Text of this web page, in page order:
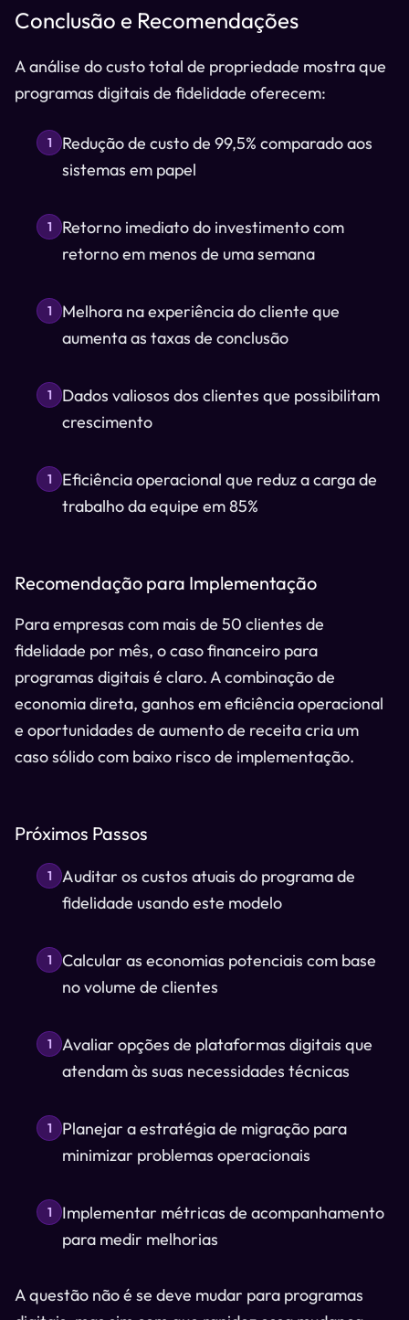
Conclusão e Recomendações
A análise do custo total de propriedade mostra que
programas digitais de fidelidade oferecem:
1
Redução de custo de 99,5% comparado aos
sistemas em papel
1
Retorno imediato do investimento com
retorno em menos de uma semana
1
Melhora na experiência do cliente que
aumenta as taxas de conclusão
1
Dados valiosos dos clientes que possibilitam
crescimento
1
Eficiência operacional que reduz a carga de
trabalho da equipe em 85%
Recomendação para Implementação
Para empresas com mais de 50 clientes de
fidelidade por mês, o caso financeiro para
programas digitais é claro. A combinação de
economia direta, ganhos em eficiência operacional
e oportunidades de aumento de receita cria um
caso sólido com baixo risco de implementação.
Próximos Passos
1
Auditar os custos atuais do programa de
fidelidade usando este modelo
1
Calcular as economias potenciais com base
no volume de clientes
1
Avaliar opções de plataformas digitais que
atendam às suas necessidades técnicas
1
Planejar a estratégia de migração para
minimizar problemas operacionais
1
Implementar métricas de acompanhamento
para medir melhorias
A questão não é se deve mudar para programas